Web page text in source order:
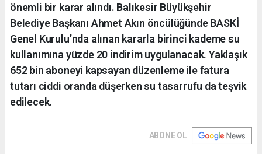
önemli bir karar alındı. Balıkesir Büyükşehir
Belediye Başkanı Ahmet Akın öncülüğünde BASKİ
Genel Kurulu’nda alınan kararla birinci kademe su
kullanımına yüzde 20 indirim uygulanacak. Yaklaşık
652 bin aboneyi kapsayan düzenleme ile fatura
tutarı ciddi oranda düşerken su tasarrufu da teşvik
edilecek.
ABONE OL